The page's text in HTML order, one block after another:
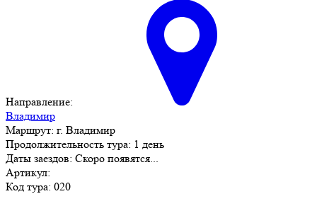
Направление:
Владимир
Маршрут: г. Владимир
Продолжительность тура: 1 день
Даты заездов: Скоро появятся...
Артикул:
Код тура: 020